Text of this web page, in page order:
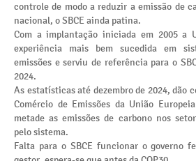
controle de modo a reduzir a emissão de
nacional, o SBCE ainda patina.
Com a implantação iniciada em 2005 a
experiência mais bem sucedida em
emissões e serviu de referência para o
2024.
As estatísticas até dezembro de 2024, dão
Comércio de Emissões da União
metade as emissões de carbono nos
pelo sistema.
Falta para o SBCE funcionar o governo